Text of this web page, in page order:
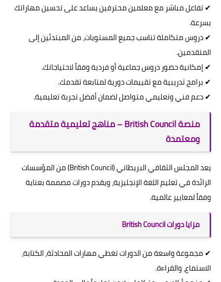
✔ تفاعل مباشر مع معلمين محترفين يساعد على تحسين مهاراتك
بسرعة.
✔ دروس متكاملة تناسب جميع المستويات، من المبتدئين إلى
المتقدمين.
✔ إمكانية حضور دروس جماعية أو فردية وفقاً لاحتياجاتك.
✔ برامج تدريبية مع تقييمات دورية لمتابعة تقدمك.
✔ دعم فني وتعليمي متواصل لضمان أفضل تجربة تعليمية.
منصة British Council – مناهج تعليمية متقدمة
ومعتمدة
يعد المجلس الثقافي البريطاني (British Council) من المؤسسات
الرائدة في تعليم اللغة الإنجليزية، ويقدم دورات مصممة بعناية
وفقاً لمعايير عالمية.
مزايا دورات British Council
✔ مجموعة واسعة من الدورات تغطي مهارات المحادثة، الكتابة،
الاستماع، والقراءة.